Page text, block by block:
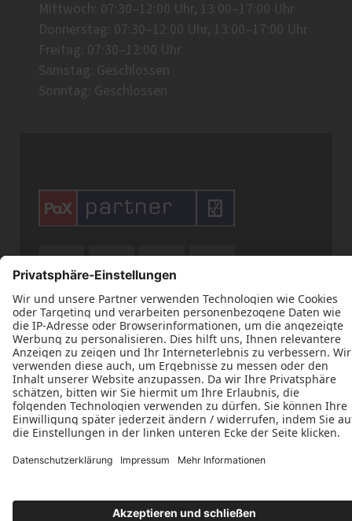
Mittwoch: 07:30–12:00 Uhr, 13:00–17:00 Uhr
Donnerstag: 07:30–12:00 Uhr, 13:00–17:00 Uhr
Freitag: 07:30–12:00 Uhr
Samstag: Geschlossen
Sonntag: Geschlossen
  
   
  
Datenschutz Impressum
Kontakt